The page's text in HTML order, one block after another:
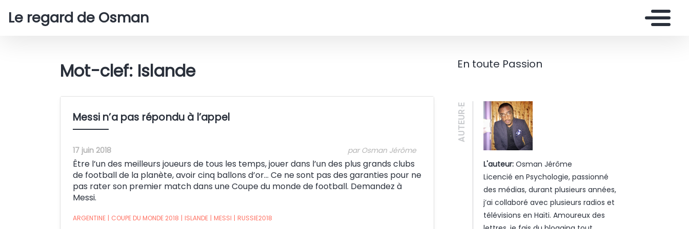
Le regard de Osman
Mot-clef: Islande
Messi n’a pas répondu à l’appel
17 juin 2018 par Osman Jérôme
Être l’un des meilleurs joueurs de tous les temps, jouer dans l’un des plus grands clubs
de football de la planète, avoir cinq ballons d’or… Ce ne sont pas des garanties pour ne
pas rater son premier match dans une Coupe du monde de football. Demandez à
Messi.
ARGENTINE | COUPE DU MONDE 2018 | ISLANDE | MESSI | RUSSIE2018
En toute Passion
AUTEUR·E
L'auteur:Osman Jérôme
Licencié en Psychologie, passionné
des médias, durant plusieurs années,
j’ai collaboré avec plusieurs radios et
télévisions en Haïti. Amoureux des